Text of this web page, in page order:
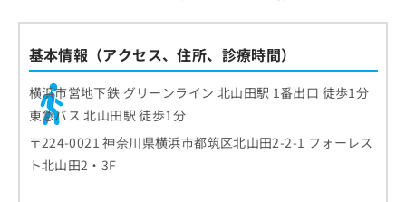
基本情報（アクセス、住所、診療時間）
横浜市営地下鉄 グリーンライン 北山田駅 1番出口 徒歩1分
東急バス 北山田駅 徒歩1分
〒224-0021 神奈川県横浜市都筑区北山田2-2-1 フォーレス
ト北山田2・3F